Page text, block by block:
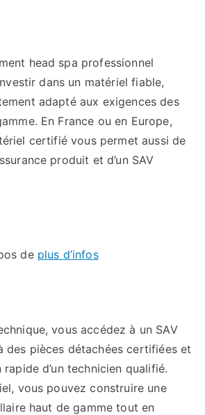
head spa professionnel
dans un matériel fiable,
adapté aux exigences des
En France ou en Europe,
certifié vous permet aussi de
produit et d’un SAV
de plus d’infos
vous accédez à un SAV
des pièces détachées certifiées et
d’un technicien qualifié.
vous pouvez construire une
haut de gamme tout en